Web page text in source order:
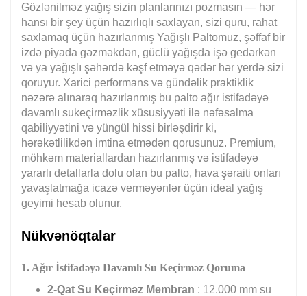
Gözlənilməz yağış sizin planlarınızı pozmasın — hər
hansı bir şey üçün hazırlıqlı saxlayan, sizi quru, rahat
saxlamaq üçün hazırlanmış Yağışlı Paltomuz, şəffaf bir
izdə piyada gəzməkdən, güclü yağışda işə gedərkən
və ya yağışlı şəhərdə kəşf etməyə qədər hər yerdə sizi
qoruyur. Xarici performans və gündəlik praktiklik
nəzərə alınaraq hazırlanmış bu palto ağır istifadəyə
davamlı sukeçirməzlik xüsusiyyəti ilə nəfəsalma
qabiliyyətini və yüngül hissi birləşdirir ki,
hərəkətlilikdən imtina etmədən qorusunuz. Premium,
möhkəm materiallardan hazırlanmış və istifadəyə
yararlı detallarla dolu olan bu palto, hava şəraiti onları
yavaşlatmağa icazə verməyənlər üçün ideal yağış
geyimi hesab olunur.
Nükvənöqtalar
1. Ağır İstifadəyə Davamlı Su Keçirməz Qoruma
2-Qat Su Keçirməz Membran : 12.000 mm su